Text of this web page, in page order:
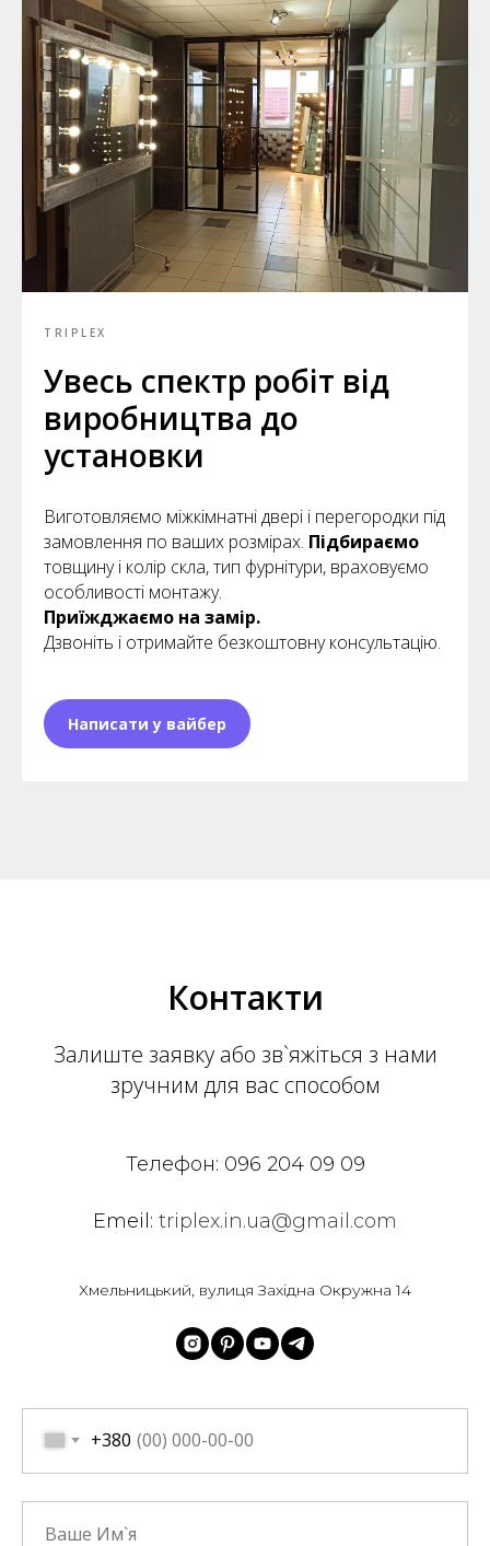
TRIPLEX
Увесь спектр робіт від
виробництва до
установки
Виготовляємо міжкімнатні двері і перегородки під
замовлення по ваших розмірах. Підбираємо
товщину і колір скла, тип фурнітури, враховуємо
особливості монтажу.
Приїжджаємо на замір.
Дзвоніть і отримайте безкоштовну консультацію.
Написати у вайбер
Контакти
Залиште заявку або зв`яжіться з нами
зручним для вас способом
Телефон: 096 204 09 09
Emeil: triplex.in.ua@gmail.com
Хмельницький, вулиця Західна Окружна 14
+380